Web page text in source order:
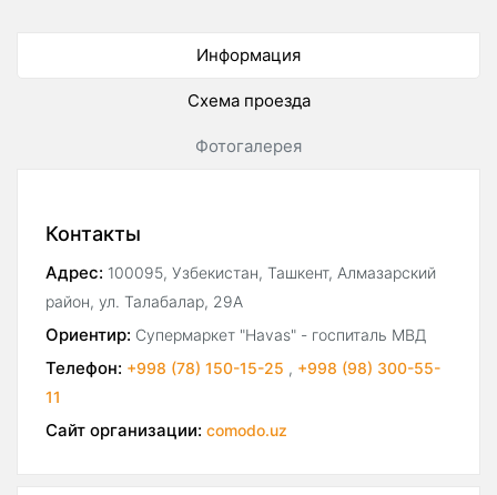
Информация
Схема проезда
Фотогалерея
Контакты
Адрес: 100095, Узбекистан, Ташкент, Алмазарский
район, ул. Талабалар, 29А
Ориентир: Супермаркет "Havas" - госпиталь МВД
Телефон: +998 (78) 150-15-25 , +998 (98) 300-55-
11
Сайт организации: comodo.uz